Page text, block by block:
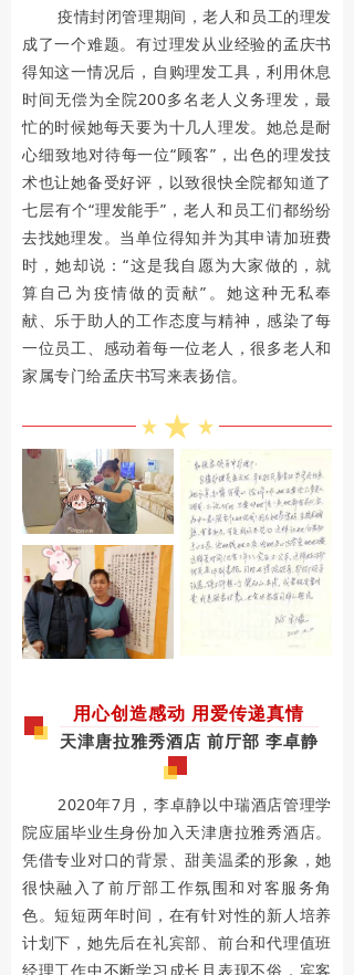
民
共
和
国
成
立
的
第
年
对
于
中
人
来
说
有
着
疫情封闭管理期间，老人和员工的理发
成了一个难题。有过理发从业经验的孟庆书
得知这一情况后，自购理发工具，利用休息
时间无偿为全院200多名老人义务理发，最
忙的时候她每天要为十几人理发。她总是耐
心细致地对待每一位“顾客”，出色的理发技
术也让她备受好评，以致很快全院都知道了
七层有个“理发能手”，老人和员工们都纷纷
去找她理发。当单位得知并为其申请加班费
时，她却说：“这是我自愿为大家做的，就
算自己为疫情做的贡献”。她这种无私奉
献、乐于助人的工作态度与精神，感染了每
一位员工、感动着每一位老人，很多老人和
家属专门给孟庆书写来表扬信。
用心创造感动 用爱传递真情
天津唐拉雅秀酒店 前厅部 李卓静
2020年7月，李卓静以中瑞酒店管理学
院应届毕业生身份加入天津唐拉雅秀酒店。
凭借专业对口的背景、甜美温柔的形象，她
很快融入了前厅部工作氛围和对客服务角
色。短短两年时间，在有针对性的新人培养
计划下，她先后在礼宾部、前台和代理值班
经理工作中不断学习成长且表现不俗，宾客